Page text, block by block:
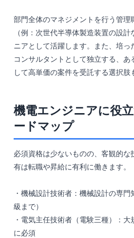
部門全体のマネジメントを行う管理
（例：次世代半導体製造装置の設
ニアとして活躍します。また、培っ
コンサルタントとして独立する、あ
して高単価の案件を受託する選択肢
機電エンジニアに役
ードマップ
必須資格は少ないものの、客観的な
有は転職や昇給に有利に働きます。
・機械設計技術者：機械設計の専
級まで）
・電気主任技術者（電験三種）：
に必須